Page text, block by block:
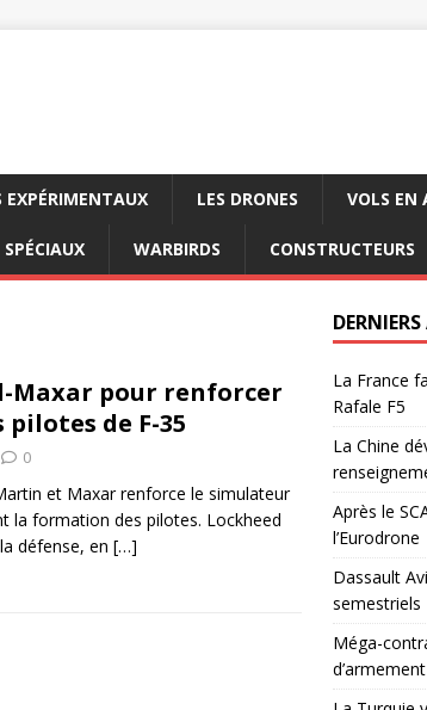
EXPÉRIMENTAUX LES DRONES VOLS EN
WARBIRDS CONSTRUCTEURS
Maxar pour renforcer
de F-35
0
et Maxar renforce le simulateur
la formation des pilotes. Lockheed
défense, en […]
La France
Rafale F5
La Chine
Après le
l’Eurodrone
Dassault
semestriels
Méga-